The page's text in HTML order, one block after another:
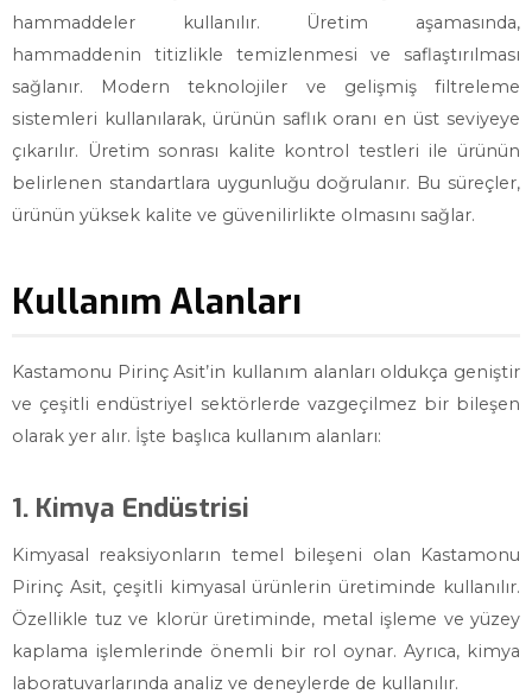
hammaddeler kullanılır. Üretim aşamasında,
hammaddenin titizlikle temizlenmesi ve saflaştırılması
sağlanır. Modern teknolojiler ve gelişmiş filtreleme
sistemleri kullanılarak, ürünün saflık oranı en üst seviyeye
çıkarılır. Üretim sonrası kalite kontrol testleri ile ürünün
belirlenen standartlara uygunluğu doğrulanır. Bu süreçler,
ürünün yüksek kalite ve güvenilirlikte olmasını sağlar.
Kullanım Alanları
Kastamonu Pirinç Asit’in kullanım alanları oldukça geniştir
ve çeşitli endüstriyel sektörlerde vazgeçilmez bir bileşen
olarak yer alır. İşte başlıca kullanım alanları:
1. Kimya Endüstrisi
Kimyasal reaksiyonların temel bileşeni olan Kastamonu
Pirinç Asit, çeşitli kimyasal ürünlerin üretiminde kullanılır.
Özellikle tuz ve klorür üretiminde, metal işleme ve yüzey
kaplama işlemlerinde önemli bir rol oynar. Ayrıca, kimya
laboratuvarlarında analiz ve deneylerde de kullanılır.